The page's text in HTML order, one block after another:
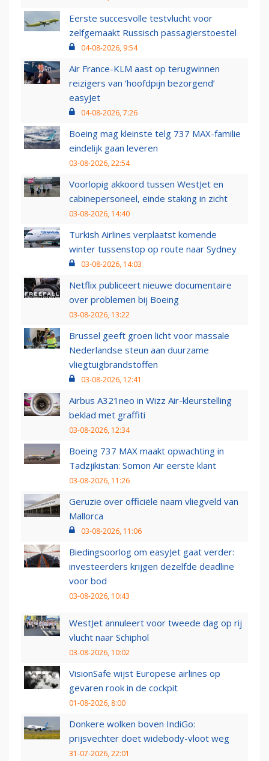
Eerste succesvolle testvlucht voor
zelfgemaakt Russisch passagierstoestel
04-08-2026, 9:54
Air France-KLM aast op terugwinnen
reizigers van ‘hoofdpijn bezorgend’
easyJet
04-08-2026, 7:26
Boeing mag kleinste telg 737 MAX-familie
eindelijk gaan leveren
03-08-2026, 22:54
Voorlopig akkoord tussen WestJet en
cabinepersoneel, einde staking in zicht
03-08-2026, 14:40
Turkish Airlines verplaatst komende
winter tussenstop op route naar Sydney
03-08-2026, 14:03
Netflix publiceert nieuwe documentaire
over problemen bij Boeing
03-08-2026, 13:22
Brussel geeft groen licht voor massale
Nederlandse steun aan duurzame
vliegtuigbrandstoffen
03-08-2026, 12:41
Airbus A321neo in Wizz Air-kleurstelling
beklad met graffiti
03-08-2026, 12:34
Boeing 737 MAX maakt opwachting in
Tadzjikistan: Somon Air eerste klant
03-08-2026, 11:26
Geruzie over officiële naam vliegveld van
Mallorca
03-08-2026, 11:06
Biedingsoorlog om easyJet gaat verder:
investeerders krijgen dezelfde deadline
voor bod
03-08-2026, 10:43
WestJet annuleert voor tweede dag op rij
vlucht naar Schiphol
03-08-2026, 10:02
VisionSafe wijst Europese airlines op
gevaren rook in de cockpit
01-08-2026, 8:00
Donkere wolken boven IndiGo:
prijsvechter doet widebody-vloot weg
31-07-2026, 22:01